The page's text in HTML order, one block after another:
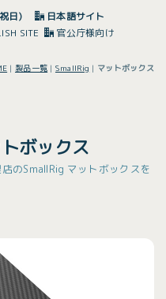
日)
日本語サイト
SITE
官公庁様向け
| 製品一覧 | SmallRig | マットボックス
ボックス
のSmallRig マットボックスを